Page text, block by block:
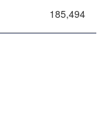
185,494